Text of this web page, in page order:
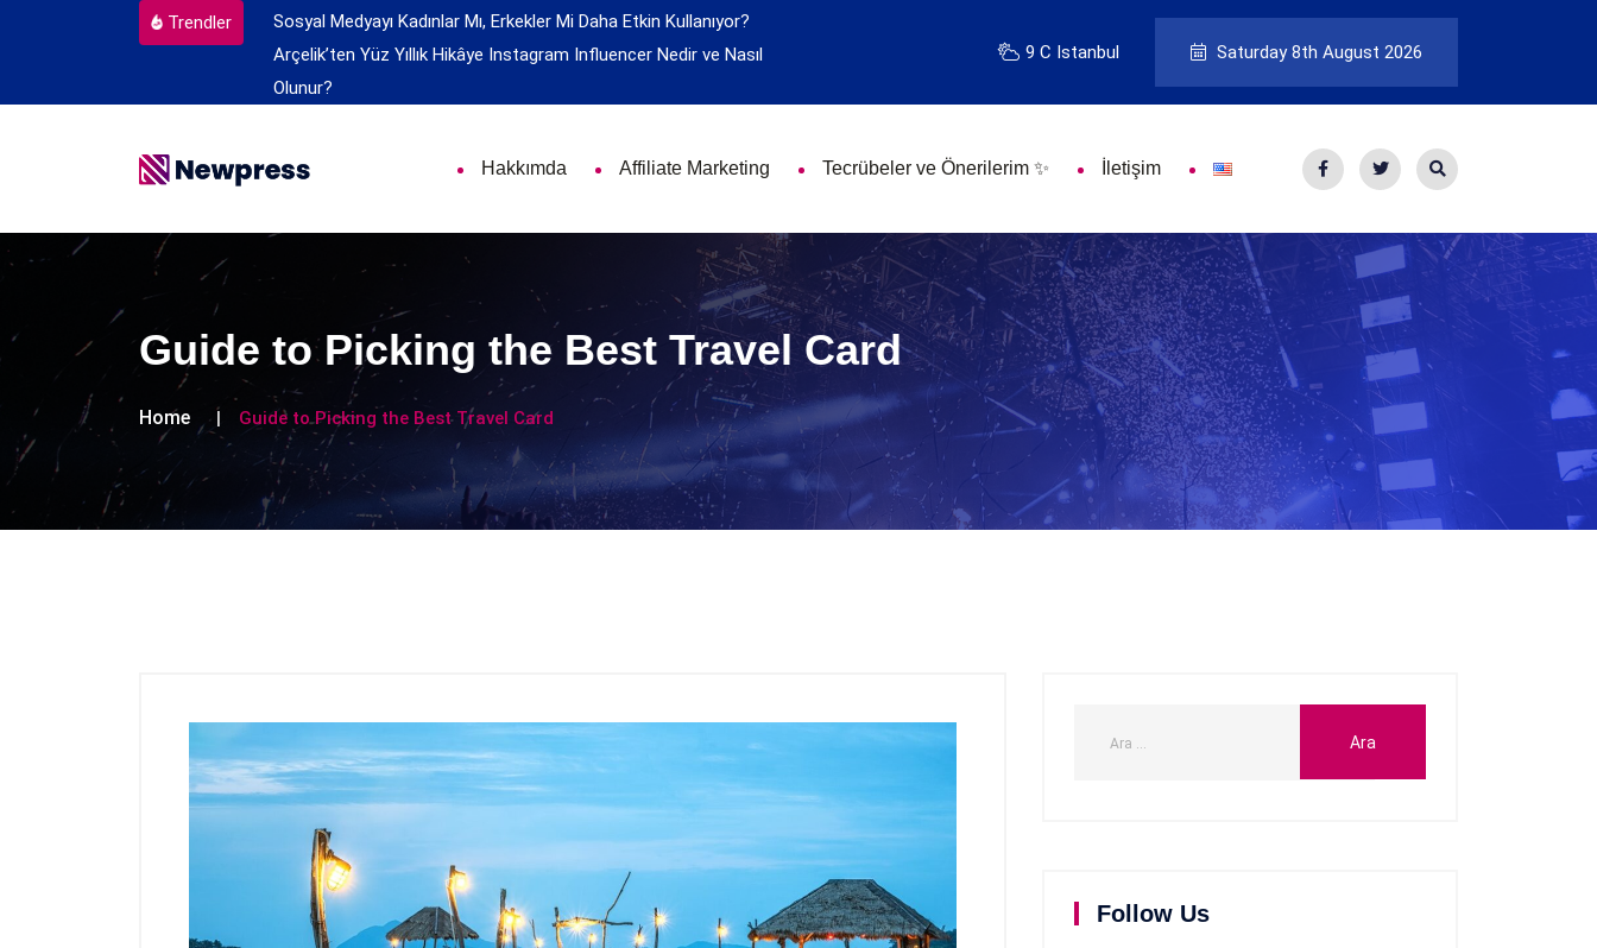
Trendler
Sosyal Medyayı Kadınlar Mı, Erkekler Mi Daha Etkin Kullanıyor?
Arçelik’ten Yüz Yıllık Hikâye Instagram Influencer Nedir ve Nasıl
Olunur?
9 C Istanbul Saturday 8th August 2026
Hakkımda Affiliate Marketing Tecrübeler ve Önerilerim ✨ İletişim
Guide to Picking the Best Travel Card
Home Guide to Picking the Best Travel Card
Follow Us